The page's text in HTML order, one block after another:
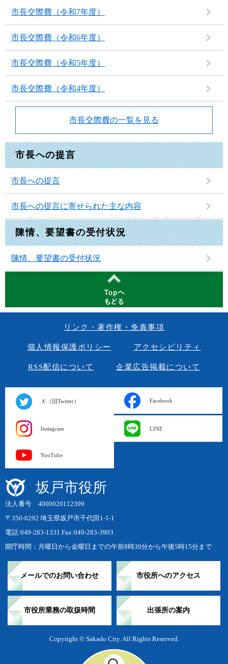
市長交際費（令和7年度）
市長交際費（令和6年度）
市長交際費（令和5年度）
市長交際費（令和4年度）
市長交際費の一覧を見る
市長への提言
市長への提言
市長への提言に寄せられた主な内容
陳情、要望書の受付状況
陳情、要望書の受付状況
リンク・著作権・免責事項
個人情報保護ポリシー アクセシビリティ
RSS配信について 企業広告掲載について
Ｘ（旧Twitter） Facebook
Instagram LINE
YouTube
坂戸市役所
法人番号 4000020112399
〒350-0292 埼玉県坂戸市千代田1-1-1
電話:049-283-1331 Fax:049-283-3903
開庁時間：月曜日から金曜日までの午前8時30分から午後5時15分まで
メールでのお問い合わせ 市役所へのアクセス
市役所業務の取扱時間 出張所の案内
Copyright © Sakado City. All Rights Reserved.